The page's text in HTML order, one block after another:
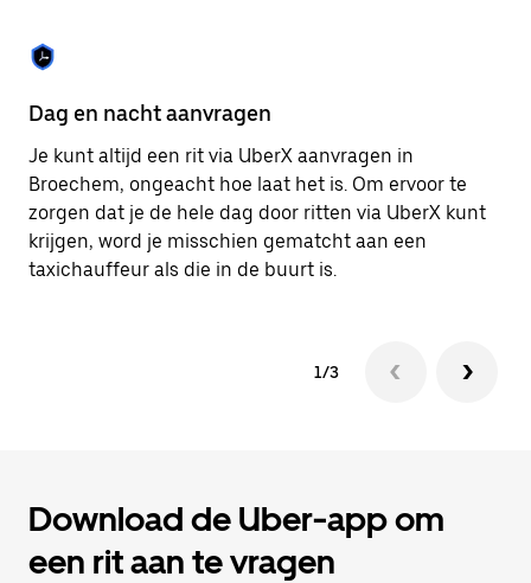
sluiten.
Dag en nacht aanvragen
Je kunt altijd een rit via UberX aanvragen in
Broechem, ongeacht hoe laat het is. Om ervoor te
zorgen dat je de hele dag door ritten via UberX kunt
krijgen, word je misschien gematcht aan een
taxichauffeur als die in de buurt is.
1/3
Download de Uber-app om
een rit aan te vragen